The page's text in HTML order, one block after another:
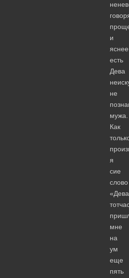
и
есть
Дева
не
мужа.
Как
я
сие
слово
мне
на
ум
еще
пять